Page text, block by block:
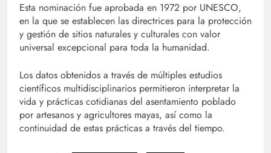
Esta nominación fue aprobada en 1972 por UNESCO,
en la que se establecen las directrices para la protección
y gestión de sitios naturales y culturales con valor
universal excepcional para toda la humanidad.
Los datos obtenidos a través de múltiples estudios
científicos multidisciplinarios permitieron interpretar la
vida y prácticas cotidianas del asentamiento poblado
por artesanos y agricultores mayas, así como la
continuidad de estas prácticas a través del tiempo.